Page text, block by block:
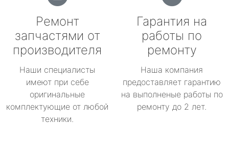
Ремонт
запчастями от
производителя
Наши специалисты
имеют при себе
оригинальные
комплектующие от любой
техники.
Гарантия на
работы по
ремонту
Наша компания
предоставляет гарантию
на выполненые работы по
ремонту до 2 лет.